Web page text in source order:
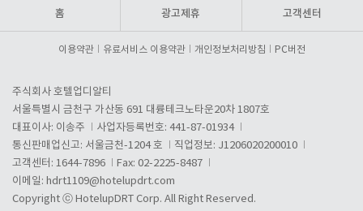
홈 광고제휴 고객센터
이용약관 유료서비스 이용약관 개인정보처리방침 PC버전
주식회사 호텔업디알티
서울특별시 금천구 가산동 691 대륭테크노타운20차 1807호
대표이사: 이송주
사업자등록번호: 441-87-01934
통신판매업신고: 서울금천-1204 호
직업정보: J1206020200010
고객센터: 1644-7896
Fax: 02-2225-8487
이메일: hdrt1109@hotelupdrt.com
Copyright ⓒ HotelupDRT Corp. All Right Reserved.